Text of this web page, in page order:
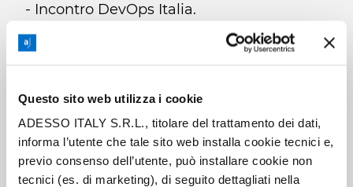
Questo sito web utilizza i cookie
ADESSO ITALY S.R.L., titolare del trattamento dei dati,
informa l’utente che tale sito web installa cookie tecnici e,
previo consenso dell’utente, può installare cookie non
tecnici (es. di marketing), di seguito dettagliati nella
- Incontro DevOps Italia.
Ci vediamo a Bologna il 14 Marzo per
parlare di:
- ambienti basati su microservizi
- soluzioni avanzate di monitoraggio
- discipline affini al DevOps come SecOps,
NetOps, MLOps..